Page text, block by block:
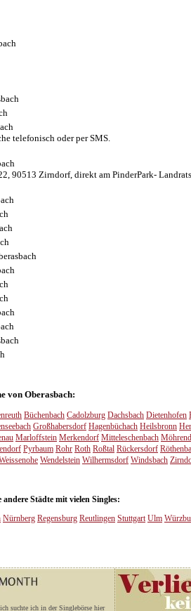
telefonisch oder per SMS.
90513 Zirndorf, direkt am PinderPark-
von Oberasbach:
Büchenbach Cadolzburg Dachsbach Dietenhofen
Großhabersdorf Hagenbüchach Heilsbronn
Marloffstein Merkendorf Mitteleschenbach
Pyrbaum Rohr Roth Roßtal Rückersdorf
Wendelstein Wilhermsdorf Windsbach
Städte mit vielen Singles:
Nürnberg Regensburg Reutlingen Stuttgart Ulm
suchte ich in der Singlebörse hier